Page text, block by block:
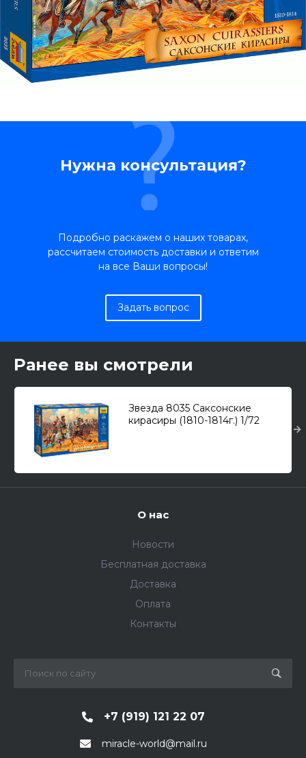
Нужна консультация?
Подробно раскажем о наших товарах,
рассчитаем стоимость доставки и ответим
на все Ваши вопросы!
Задать вопрос
Ранее вы смотрели
Звезда 8035 Саксонские
кирасиры (1810-1814г.) 1/72
О нас
Новости
Бесплатная доставка
Доставка
Оплата
Контакты
+7 (919) 121 22 07
miracle-world@mail.ru